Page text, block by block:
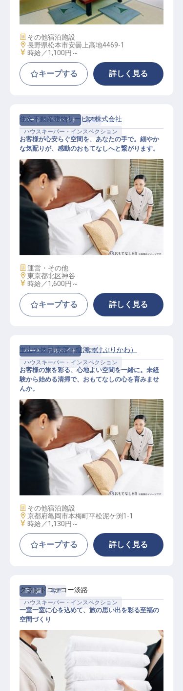
客室スタッフ
施設業態
その他宿泊施設
勤務地
長野県松本市安曇上高地4469-1
給与
時給／1,100円～
キープする 詳しく見る
パート・アルバイト
客室
ハウスキーパー・インスペクション
清掃スタッフ（赤羽駅）
住友不動産建物サービス株式会社
お客様が心安らぐ空間を、あなたの手で。細やか
な気配りが、感動のおもてなしへと繋がります。
施設業態
運営・その他
勤務地
東京都北区神谷
給与
時給／1,600円～
キープする 詳しく見る
パート・アルバイト
客室
ハウスキーパー・インスペクション
客室清掃スタッフ
里山の休日 京都・烟河（けぶりかわ）
お客様の旅を彩る、心地よい空間を一緒に。未経
験から始める清掃で、おもてなしの心を育みませ
んか。
施設業態
その他宿泊施設
勤務地
京都府亀岡市本梅町平松泥ケ渕1-1
給与
時給／1,130円～
キープする 詳しく見る
正社員
客室
ハウスキーパー・インスペクション
グランドニッコー淡路
一室一室に心を込めて、旅の思い出を彩る至福の
空間づくり